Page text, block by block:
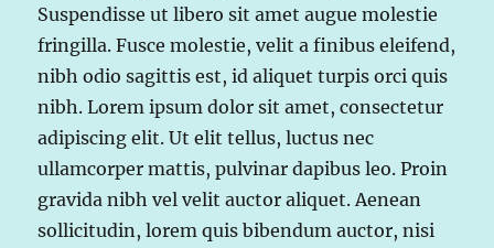
Suspendisse ut libero sit amet augue molestie
fringilla. Fusce molestie, velit a finibus eleifend,
nibh odio sagittis est, id aliquet turpis orci quis
nibh. Lorem ipsum dolor sit amet, consectetur
adipiscing elit. Ut elit tellus, luctus nec
ullamcorper mattis, pulvinar dapibus leo. Proin
gravida nibh vel velit auctor aliquet. Aenean
sollicitudin, lorem quis bibendum auctor, nisi